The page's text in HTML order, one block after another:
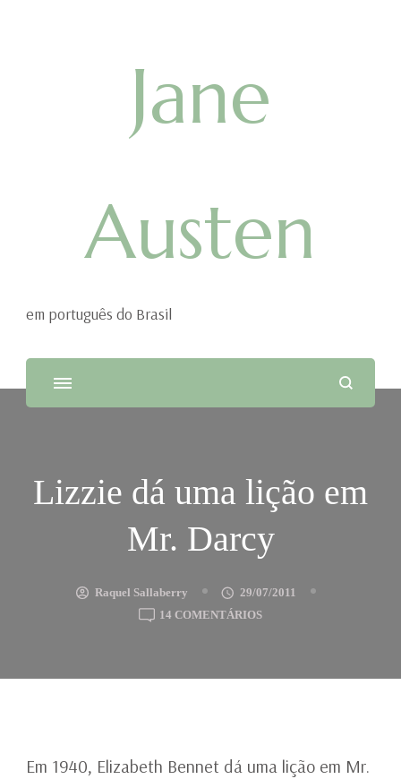
Jane
Austen
em português do Brasil
Lizzie dá uma lição em
Mr. Darcy
Raquel Sallaberry
29/07/2011
14 COMENTÁRIOSEM
UMA
DARCY
Em 1940, Elizabeth Bennet dá uma lição em Mr.